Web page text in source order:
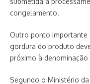
congelamento.
Outro ponto importante
gordura do produto
próximo à denominação
Segundo o Ministério